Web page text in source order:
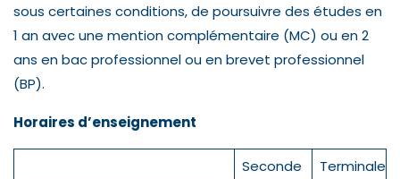
sous certaines conditions, de poursuivre des études en
1 an avec une mention complémentaire (MC) ou en 2
ans en bac professionnel ou en brevet professionnel
(BP).
Horaires d’enseignement
Seconde
Terminale